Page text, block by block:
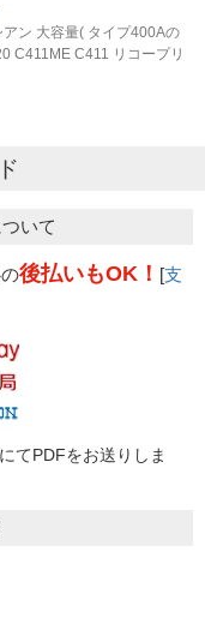
ン 大容量( タイプ400Aの
C411ME C411 リコープリ
いて
後払いもOK！ [支
てPDFをお送りしま